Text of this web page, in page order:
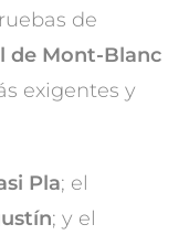
de
de Mont-Blanc
exigentes y
Pla; el
; y el